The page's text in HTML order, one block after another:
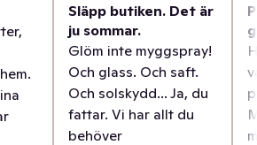
Släpp butiken. Det är
ju sommar.
Glöm inte myggspray!
Och glass. Och saft.
Och solskydd... Ja, du
fattar. Vi har allt du
behöver